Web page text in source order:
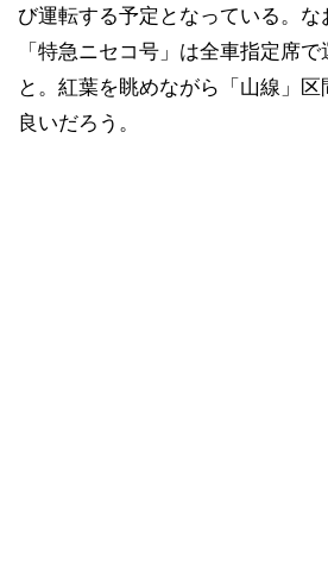
び運転する予定となっている。
「特急ニセコ号」は全車指定席
と。紅葉を眺めながら「山線」
良いだろう。